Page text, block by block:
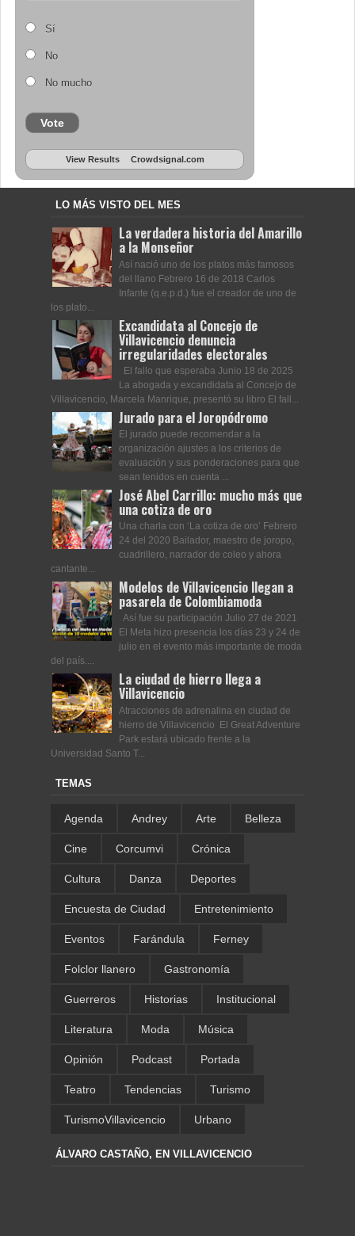
Sí
No
No mucho
Vote
View Results Crowdsignal.com
LO MÁS VISTO DEL MES
La verdadera historia del Amarillo
a la Monseñor
Así nació uno de los platos más famosos
del llano Febrero 16 de 2018 Carlos
Infante (q.e.p.d.) fue el creador de uno de
los plato...
Excandidata al Concejo de
Villavicencio denuncia
irregularidades electorales
El fallo que esperaba Junio 18 de 2025
La abogada y excandidata al Concejo de
Villavicencio, Marcela Manrique, presentó su libro El fall...
Jurado para el Joropódromo
El jurado puede recomendar a la
organización ajustes a los criterios de
evaluación y sus ponderaciones para que
sean tenidos en cuenta ...
José Abel Carrillo: mucho más que
una cotiza de oro
Una charla con ‘La cotiza de oro’ Febrero
24 del 2020 Bailador, maestro de joropo,
cuadrillero, narrador de coleo y ahora
cantante...
Modelos de Villavicencio llegan a
pasarela de Colombiamoda
Así fue su participación Julio 27 de 2021
El Meta hizo presencia los días 23 y 24 de
julio en el evento más importante de moda
del país....
La ciudad de hierro llega a
Villavicencio
Atracciones de adrenalina en ciudad de
hierro de Villavicencio El Great Adventure
Park estará ubicado frente a la
Universidad Santo T...
TEMAS
Agenda Andrey Arte Belleza
Cine Corcumvi Crónica
Cultura Danza Deportes
Encuesta de Ciudad Entretenimiento
Eventos Farándula Ferney
Folclor llanero Gastronomía
Guerreros Historias Institucional
Literatura Moda Música
Opinión Podcast Portada
Teatro Tendencias Turismo
TurismoVillavicencio Urbano
ÁLVARO CASTAÑO, EN VILLAVICENCIO